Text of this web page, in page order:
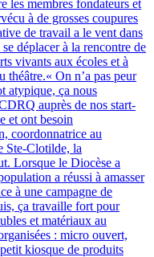
les membres fondateurs et
à de grosses coupures
de travail a le vent dans
déplacer à la rencontre de
vivants aux écoles et à
théâtre.« On n’a pas peur
atypique, ça nous
auprès de nos start-
et ont besoin
coordonnatrice au
Ste-Clotilde, la
Lorsque le Diocèse a
a réussi à amasser
à une campagne de
ça travaille fort pour
et matériaux au
: micro ouvert,
kiosque de produits